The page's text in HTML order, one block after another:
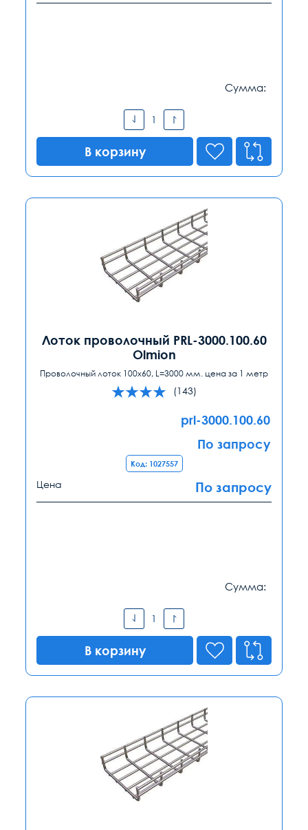
Сумма:
В корзину
Лоток проволочный PRL-3000.100.60
Olmion
Проволочный лоток 100x60, L=3000 мм. цена за 1 метр
(143)
prl-3000.100.60
По запросу
Код: 1027557
Цена По запросу
Сумма:
В корзину